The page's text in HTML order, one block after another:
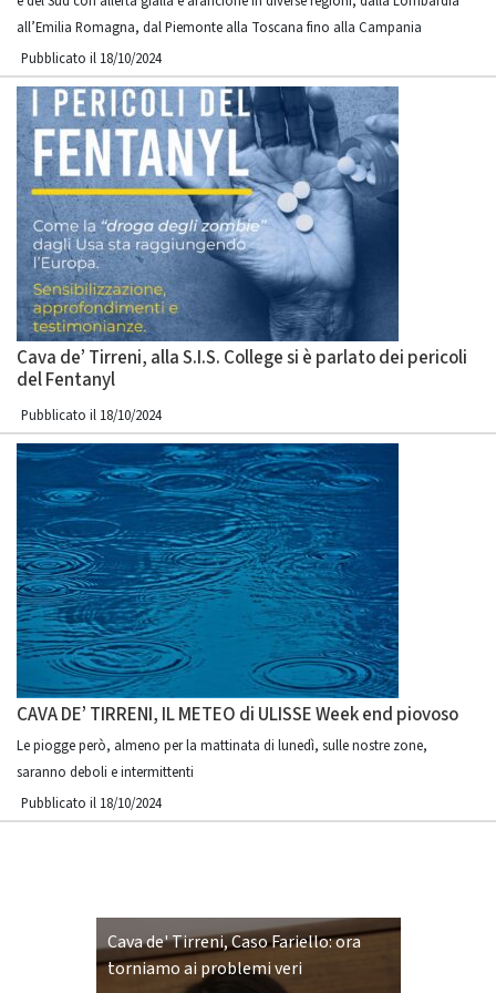
all’Emilia Romagna, dal Piemonte alla Toscana fino alla Campania
Pubblicato il 18/10/2024
Cava de’ Tirreni, alla S.I.S. College si è parlato dei pericoli
del Fentanyl
Pubblicato il 18/10/2024
CAVA DE’ TIRRENI, IL METEO di ULISSE Week end piovoso
Le piogge però, almeno per la mattinata di lunedì, sulle nostre zone,
saranno deboli e intermittenti
Pubblicato il 18/10/2024
Cava de' Tirreni, Caso Fariello: ora
torniamo ai problemi veri